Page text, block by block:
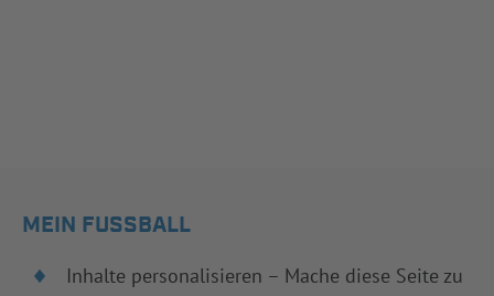
MEIN FUSSBALL
Inhalte personalisieren – Mache diese Seite zu